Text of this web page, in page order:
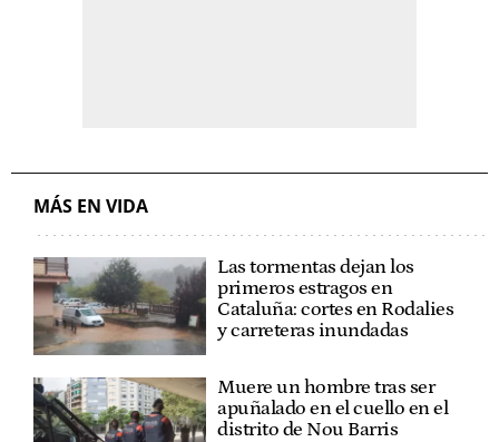
MÁS EN VIDA
Las tormentas dejan los
primeros estragos en
Cataluña: cortes en Rodalies
y carreteras inundadas
Muere un hombre tras ser
apuñalado en el cuello en el
distrito de Nou Barris